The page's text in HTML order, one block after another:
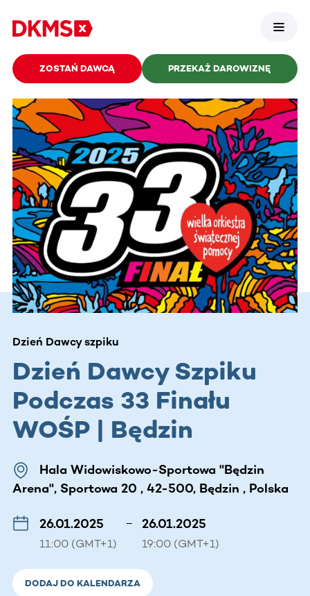
ZOSTAŃ DAWCĄ PRZEKAŻ DAROWIZNĘ
Dzień Dawcy szpiku
Dzień Dawcy Szpiku
Podczas 33 Finału
WOŚP | Będzin
Hala Widowiskowo-Sportowa "Będzin
Arena", Sportowa 20 , 42-500, Będzin , Polska
26.01.2025
11:00 (GMT+1)
– 26.01.2025
19:00 (GMT+1)
DODAJ DO KALENDARZA